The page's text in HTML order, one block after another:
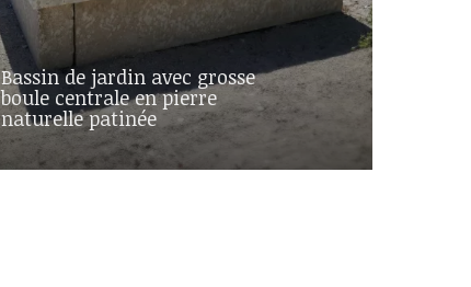
Bassin de jardin avec grosse
boule centrale en pierre
naturelle patinée